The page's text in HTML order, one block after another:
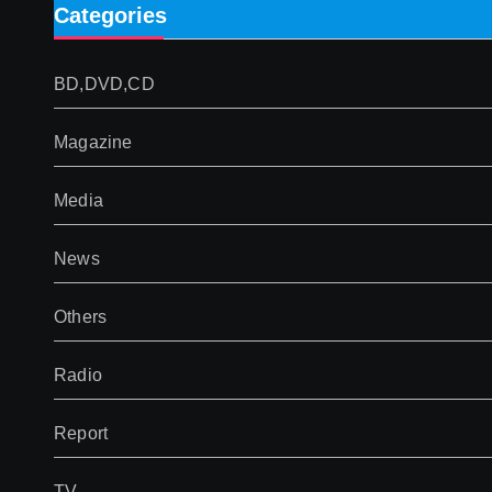
Categories
BD,DVD,CD
Magazine
Media
News
Others
Radio
Report